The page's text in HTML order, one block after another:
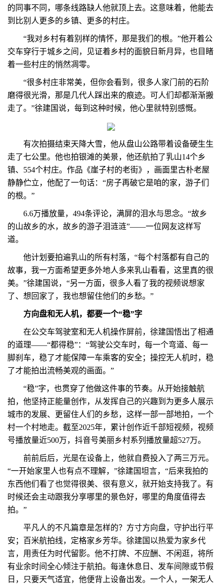
的同事不同，哪条线路缺人他就顶上去。这意味着，他能去
到比别人更多的乡镇、更多的村庄。
“我对乡村有着别样的情怀，那是我们的根。”他开着公
交车穿行于城乡之间，见证着乡村的面貌日新月异，也目睹
着一些村庄的悄然凋零。
“很多村庄非常美，但你会看到，很多人家门前的石阶
磨得很光滑，那是几代人踩出来的痕迹。可人们却都渐渐搬
走了。”徐建国说，每到这种时候，他心里就特别感慨。
有次拍摄结束天降大雪，他从盘山公路带着设备硬生生
走了七公里。他也拍银滩的美景，他还航拍了乳山14个乡
镇、554个村庄。作品《崖子村的老街》，画面里古朴老屋
静静伫立，他配了一句话：“房子再破它是咱的家，游子们
的根。”
6.6万播放量，494条评论，满屏的泪水与思念。“故乡
的山故乡的水，故乡的游子泪涟涟”——一位网友这样写
道。
他计划要拍遍乳山的所有村落，“每个村落都有自己的
故事，我一方面希望更多外地人多来乳山看看，这里真的很
美。”徐建国说，“另一方面，很多人看了我的视频说想家
了、想回家了，我也想留住他们的乡愁。”
方向盘和无人机，都要一个“稳”字
在公交车驾驶室和无人机操作屏前，徐建国悟出了相通
的道理——“都得稳”：“驾驶公交车时，每一个弯道、每一
脚刹车，稳了才能保障一车乘客的安全；操控无人机时，稳
了才能拍出流畅美观的画面。”
“稳”字，也贯穿了他做这件事的节奏。从开始接触航
拍，他坚持正能量创作，从发挥自己的兴趣到为更多人展示
城市的发展、更留住人们的乡愁，这样一部一部地拍，一个
村一个村地走。截至2025年，累计创作近千部短视频，视频
号播放量近500万，抖音号美丽乡村系列播放量超527万。
前前后后，光是在设备上，他就自费投入了两三万元。
“一开始家里人也有点不理解，”徐建国坦言，“后来我拍的
东西他们看了也觉得很美、很有意义，就开始支持我了。有
时候还会主动跟我分享哪里的景色好，哪里的角度值得去
拍。”
平凡人的不凡篇章是怎样的？方寸方向盘，守护出行平
安；百米航拍线，定格家乡芳华。徐建国以热爱为家乡代
言，用责任为时代留影。他不打牌、不应酬、不闲逛，将所
有业余时间全心倾注于航拍。每逢休息日、发车间隙或节假
日，只要天气适宜，他便背上设备出发。一个人，一架无人